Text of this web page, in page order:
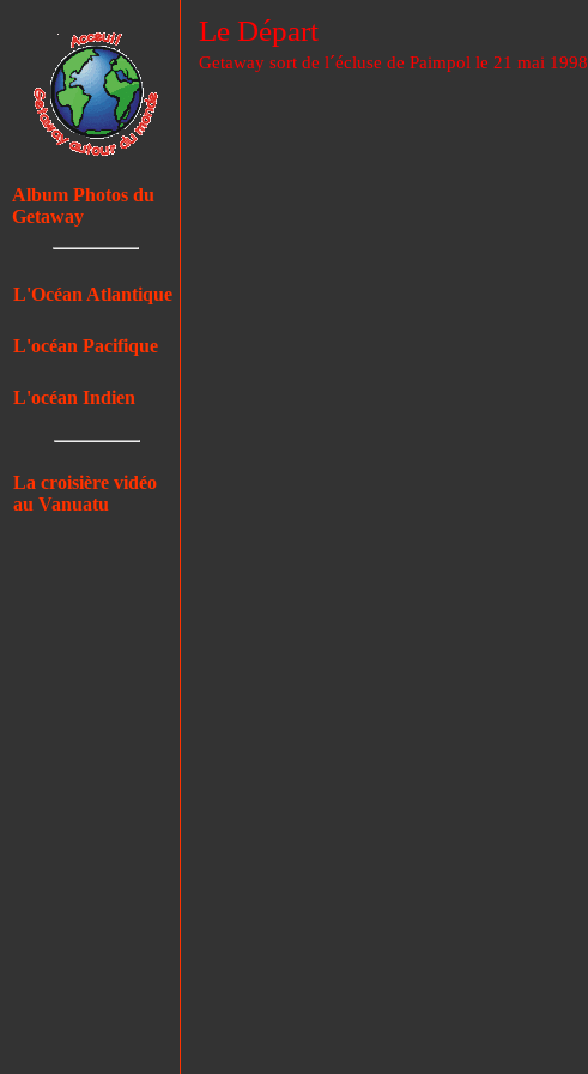
Album Photos du
Getaway
L'Océan Atlantique
L'océan Pacifique
L'océan Indien
La croisière vidéo
au Vanuatu
Le Départ
Getaway sort de l´écluse de Paimpol le 21 mai 1998